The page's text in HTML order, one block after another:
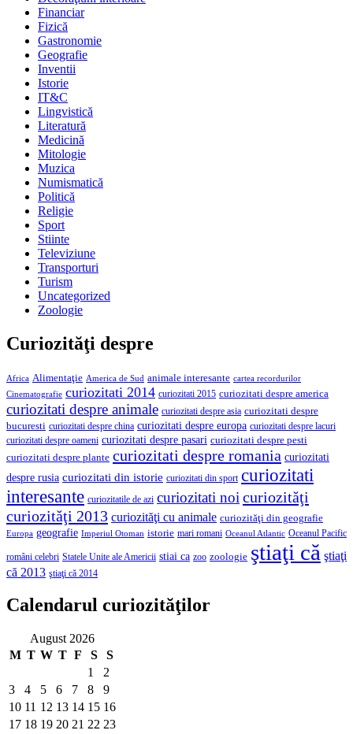
Financiar
Fizică
Gastronomie
Geografie
Inventii
Istorie
IT&C
Lingvistică
Literatură
Medicină
Mitologie
Muzica
Numismatică
Politică
Religie
Sport
Stiinte
Televiziune
Transporturi
Turism
Uncategorized
Zoologie
Curiozităţi despre
Africa Alimentaţie America de Sud animale interesante cartea recordurilor
Cinematografie curiozitati 2014 curiozitati 2015 curiozitati despre america
curiozitati despre animale curiozitati despre asia curiozitati despre
bucuresti curiozitati despre china curiozitati despre europa curiozitati despre lacuri
curiozitati despre oameni curiozitati despre pasari curiozitati despre pesti
curiozitati despre plante curiozitati despre romania curiozitati
despre rusia curiozitati din istorie curiozitati din sport curiozitati
interesante curiozitatile de azi curiozitati noi curiozităţi
curiozităţi 2013 curiozităţi cu animale curiozităţi din geografie
Europa geografie Imperiul Otoman istorie mari romani Oceanul Atlantic Oceanul Pacific
români celebri Statele Unite ale Americii stiai ca zoo zoologie ştiaţi că ştiaţi
că 2013 ştiaţi că 2014
Calendarul curiozităţilor
August 2026
M T W T F S
S
1
2
3
4 5 6 7 8
9
10 11 12 13 14 15 16
17 18 19 20 21 22 23